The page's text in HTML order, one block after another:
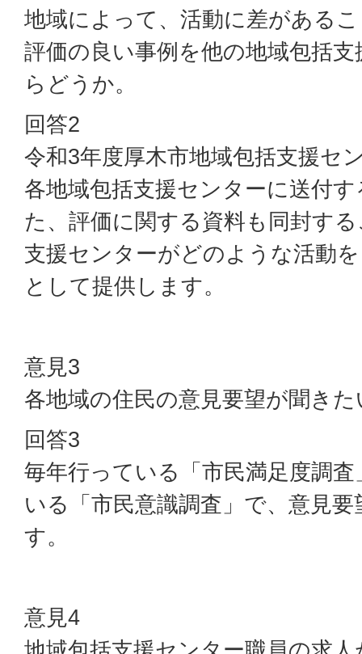
地域によって、活動に差がある
評価の良い事例を他の地域包括
らどうか。
回答2
令和3年度厚木市地域包括支援セ
各地域包括支援センターに送付
た、評価に関する資料も同封す
支援センターがどのような活動
として提供します。
意見3
各地域の住民の意見要望が聞きた
回答3
毎年行っている「市民満足度調
いる「市民意識調査」で、意見
す。
意見4